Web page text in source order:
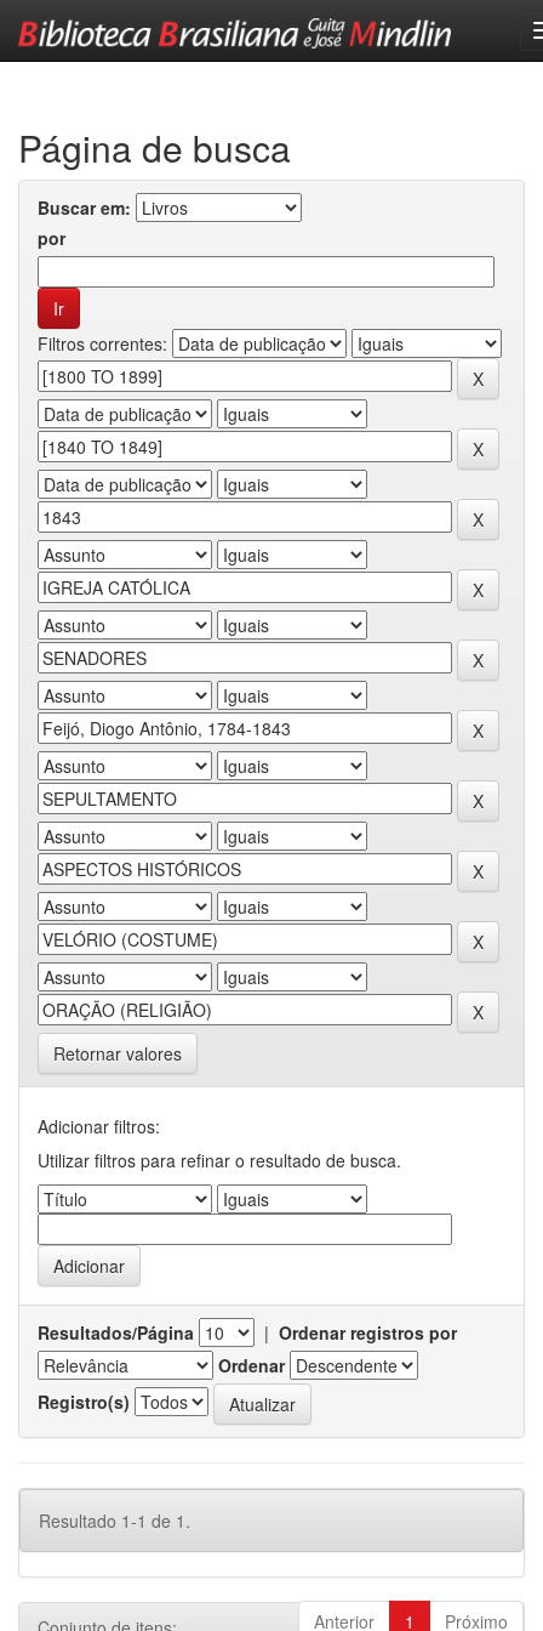
Página de busca
Buscar em:
por
Filtros correntes:
Retornar valores
Adicionar filtros:
Utilizar filtros para refinar o resultado de busca.
Resultados/Página | Ordenar registros por
Ordenar
Registro(s)
Resultado 1-1 de 1.
Anterior 1 Próximo